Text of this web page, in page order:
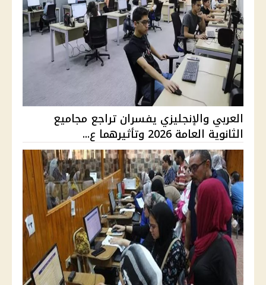
العربي والإنجليزي يفسران تراجع مجاميع
الثانوية العامة 2026 وتأثيرهما ع...